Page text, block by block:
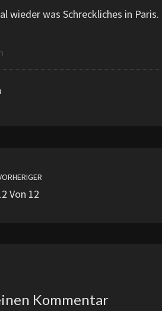
wieder was Schreckliches in Paris.
Von 12
Kommentar